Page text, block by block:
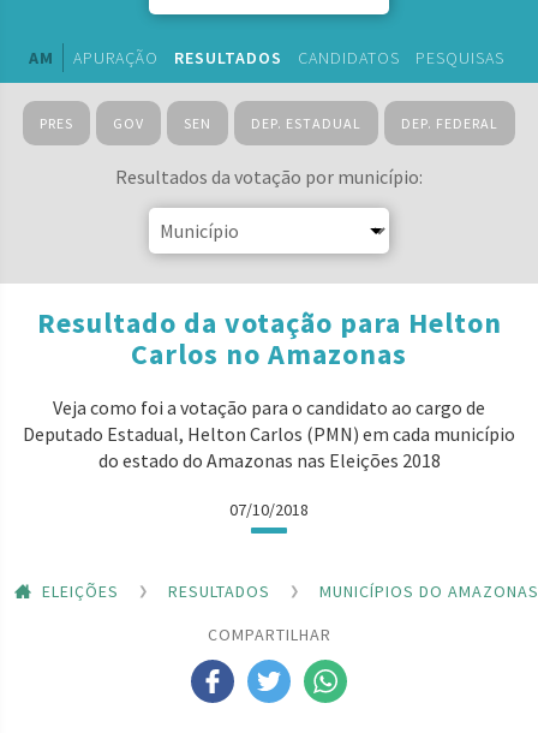
AM APURAÇÃO RESULTADOS CANDIDATOS PESQUISAS
PRES GOV SEN DEP. ESTADUAL DEP. FEDERAL
Resultados da votação por município:
Resultado da votação para Helton
Carlos no Amazonas
Veja como foi a votação para o candidato ao cargo de
Deputado Estadual, Helton Carlos (PMN) em cada município
do estado do Amazonas nas Eleições 2018
07/10/2018
ELEIÇÕES RESULTADOS
MUNICÍPIOS DO AMAZONAS
COMPARTILHAR